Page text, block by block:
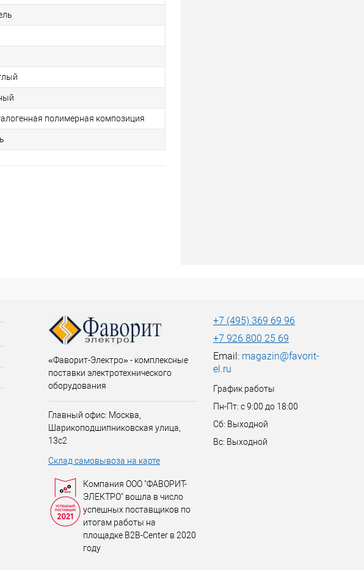
полимерная композиция
«Фаворит-Электро» - комплексные
поставки электротехнического
оборудования
Главный офис: Москва,
Шарикоподшипниковская улица,
13с2
Склад самовывоза на карте
Компания ООО "ФАВОРИТ-
ЭЛЕКТРО" вошла в число
успешных поставщиков по
итогам работы на
площадке B2B-Center в 2020
году
+7 (495) 369 69 96
+7 926 800 25 69
Email: magazin@favorit-
el.ru
График работы
Пн-Пт: с 9:00 до 18:00
Сб: Выходной
Вс: Выходной